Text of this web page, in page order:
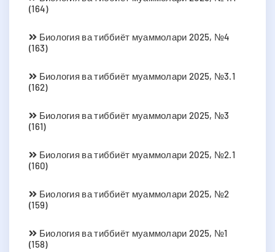
(164)
Биология ва тиббиёт муаммолари 2025, №4
(163)
Биология ва тиббиёт муаммолари 2025, №3.1
(162)
Биология ва тиббиёт муаммолари 2025, №3
(161)
Биология ва тиббиёт муаммолари 2025, №2.1
(160)
Биология ва тиббиёт муаммолари 2025, №2
(159)
Биология ва тиббиёт муаммолари 2025, №1
(158)